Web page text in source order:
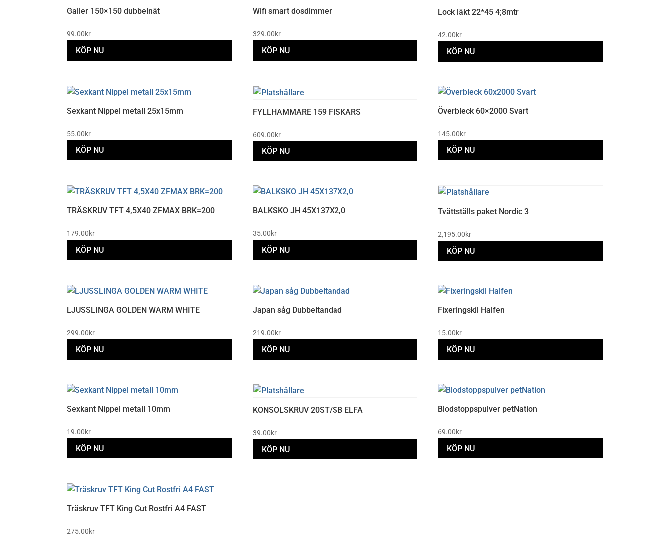
Galler 150×150 dubbelnät
99.00kr
KÖP NU
Wifi smart dosdimmer
329.00kr
KÖP NU
Lock läkt 22*45 4;8mtr
42.00kr
KÖP NU
Sexkant Nippel metall 25x15mm
55.00kr
KÖP NU
FYLLHAMMARE 159 FISKARS
609.00kr
KÖP NU
Överbleck 60×2000 Svart
145.00kr
KÖP NU
TRÄSKRUV TFT 4,5X40 ZFMAX BRK=200
179.00kr
KÖP NU
BALKSKO JH 45X137X2,0
35.00kr
KÖP NU
Tvättställs paket Nordic 3
2,195.00kr
KÖP NU
LJUSSLINGA GOLDEN WARM WHITE
299.00kr
KÖP NU
Japan såg Dubbeltandad
219.00kr
KÖP NU
Fixeringskil Halfen
15.00kr
KÖP NU
Sexkant Nippel metall 10mm
19.00kr
KÖP NU
KONSOLSKRUV 20ST/SB ELFA
39.00kr
KÖP NU
Blodstoppspulver petNation
69.00kr
KÖP NU
Träskruv TFT King Cut Rostfri A4 FAST
275.00kr